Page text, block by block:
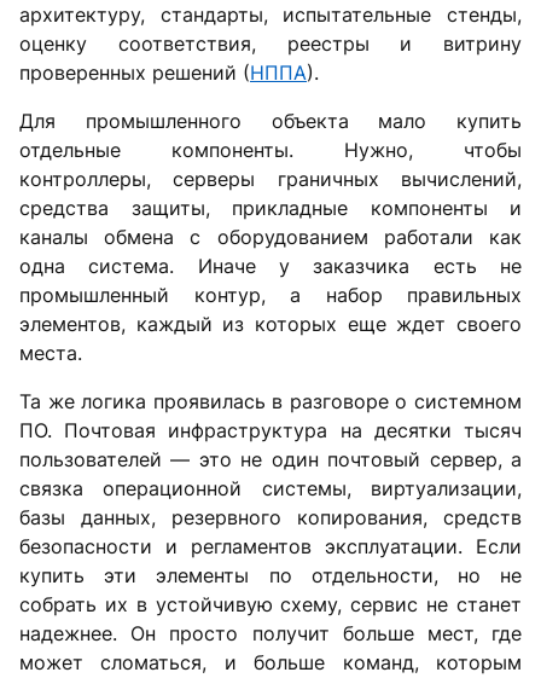
архитектуру, стандарты, испытательные стенды,
оценку соответствия, реестры и витрину
проверенных решений (НППА).
Для промышленного объекта мало купить
отдельные компоненты. Нужно, чтобы
контроллеры, серверы граничных вычислений,
средства защиты, прикладные компоненты и
каналы обмена с оборудованием работали как
одна система. Иначе у заказчика есть не
промышленный контур, а набор правильных
элементов, каждый из которых еще ждет своего
места.
Та же логика проявилась в разговоре о системном
ПО. Почтовая инфраструктура на десятки тысяч
пользователей — это не один почтовый сервер, а
связка операционной системы, виртуализации,
базы данных, резервного копирования, средств
безопасности и регламентов эксплуатации. Если
купить эти элементы по отдельности, но не
собрать их в устойчивую схему, сервис не станет
надежнее. Он просто получит больше мест, где
может сломаться, и больше команд, которым